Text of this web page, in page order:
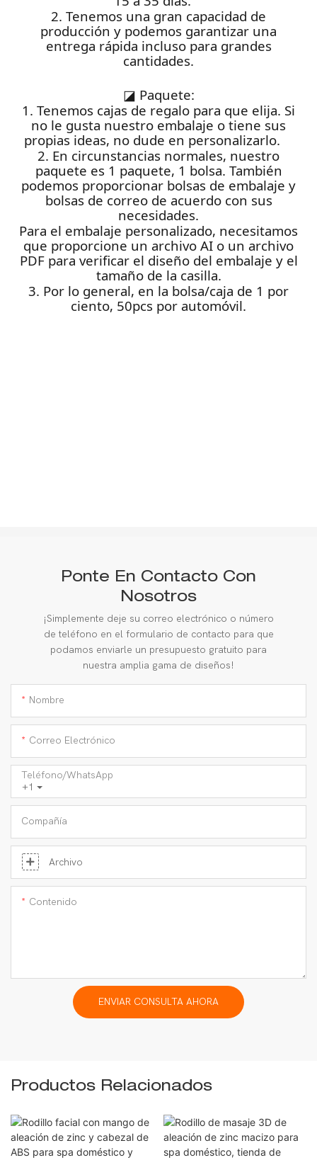
2. Tenemos una gran capacidad de
producción y podemos garantizar una
entrega rápida incluso para grandes
cantidades.
◪ Paquete:
1. Tenemos cajas de regalo para que elija. Si
no le gusta nuestro embalaje o tiene sus
propias ideas, no dude en personalizarlo.
2. En circunstancias normales, nuestro
paquete es 1 paquete, 1 bolsa. También
podemos proporcionar bolsas de embalaje y
bolsas de correo de acuerdo con sus
necesidades.
Para el embalaje personalizado, necesitamos
que proporcione un archivo AI o un archivo
PDF para verificar el diseño del embalaje y el
tamaño de la casilla.
3. Por lo general, en la bolsa/caja de 1 por
ciento, 50pcs por automóvil.
Ponte En Contacto Con
Nosotros
¡Simplemente deje su correo electrónico o número
de teléfono en el formulario de contacto para que
podamos enviarle un presupuesto gratuito para
nuestra amplia gama de diseños!
Nombre
Correo Electrónico
+1
Teléfono/WhatsApp
Compañía
Archivo
Contenido
ENVIAR CONSULTA AHORA
Productos Relacionados